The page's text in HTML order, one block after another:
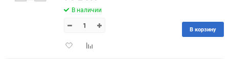
150
В наличии
ДобавитьДобавить
В корзину